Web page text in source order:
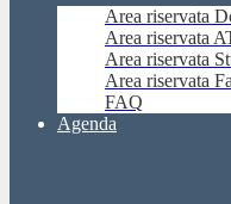
Area riservata
Area riservata
Area riservata
Area riservata
FAQ
Agenda